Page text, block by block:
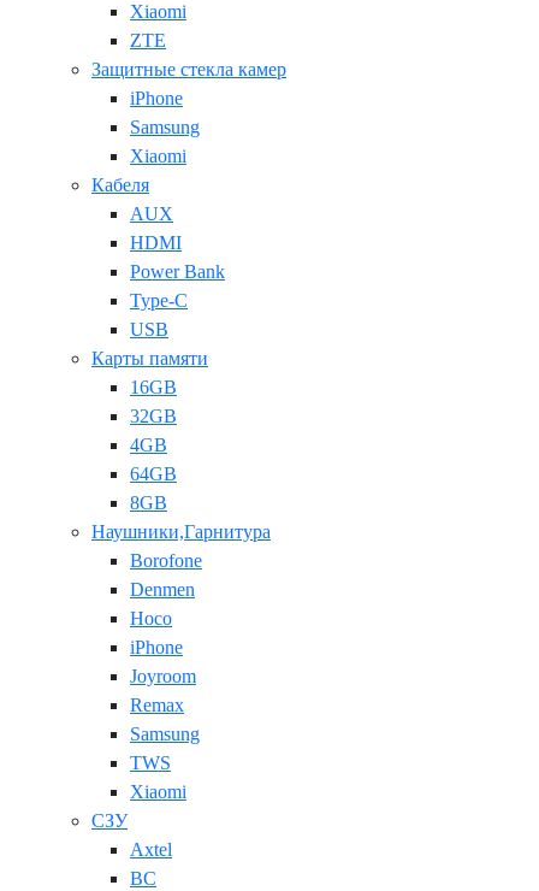
Xiaomi
ZTE
Защитные стекла камер
iPhone
Samsung
Xiaomi
Кабеля
AUX
HDMI
Power Bank
Type-C
USB
Карты памяти
16GB
32GB
4GB
64GB
8GB
Наушники,Гарнитура
Borofone
Denmen
Hoco
iPhone
Joyroom
Remax
Samsung
TWS
Xiaomi
СЗУ
Axtel
BC